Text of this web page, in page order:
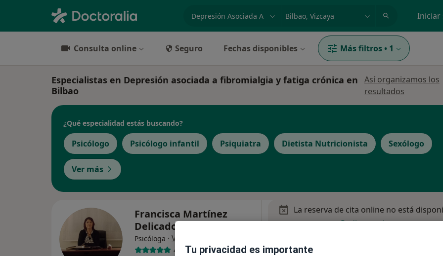
especialidad, enfermedad o nombre Iniciar
Consulta online Seguro Fechas disponibles Más filtros • 1
Especialistas en Depresión asociada a fibromialgia y fatiga crónica en
Bilbao
Así organizamos los
resultados
¿Qué especialidad estás buscando?
Psicólogo Psicólogo infantil Psiquiatra Dietista Nutricionista Sexólogo
Ver más
Francisca Martínez
Delicado
Psicóloga · Ver más
4 opiniones
La reserva de cita online no está
Pedir una cita
Tu privacidad es importante